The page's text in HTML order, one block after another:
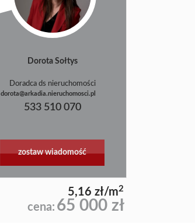
Dorota Sołtys
Doradca ds nieruchomości
dorota@arkadia.nieruchomosci.pl
533 510 070
zostaw wiadomość
5,16 zł/m2
cena: 65 000 zł